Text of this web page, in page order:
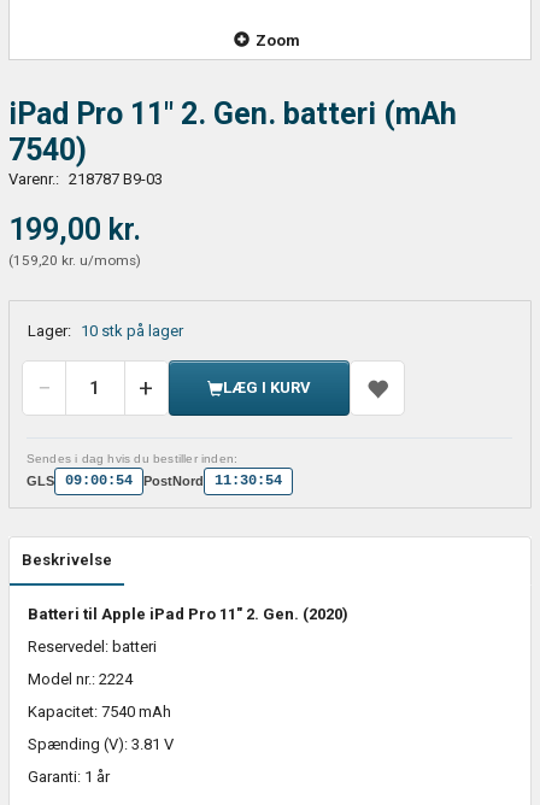
Zoom
iPad Pro 11" 2. Gen. batteri (mAh
7540)
Varenr.: 218787 B9-03
199,00 kr.
(159,20 kr. u/moms)
Lager: 10 stk på lager
LÆG I KURV
Sendes i dag hvis du bestiller inden:
GLS 09:00:54 PostNord 11:30:54
Beskrivelse
Batteri til Apple iPad Pro 11" 2. Gen. (2020)
Reservedel: batteri
Model nr.: 2224
Kapacitet: 7540 mAh
Spænding (V): 3.81 V
Garanti: 1 år